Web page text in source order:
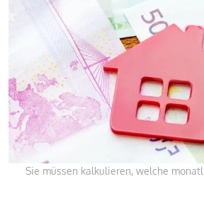
Sie müssen kalkulieren, welche